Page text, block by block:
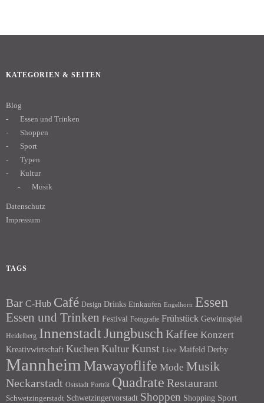
KATEGORIEN & SEITEN
Blog
Essen und Trinken
Shoppen
Sport
Typen
Kultur
Musik
Datenschutz
Impressum
TAGS
Bar C-Hub Café Design Drinks Einkaufen Engelhorn Essen
Essen und Trinken Festival Fotografie Frühstück Gewinnspiel
Heidelberg InnenstadtJungbusch Kaffee Konzert
Kreativwirtschaft Kuchen Kultur Kunst Live Maifeld Derby
Mannheim Mawayoflife Mode Musik
Neckarstadt Oststadt Porträt Quadrate Restaurant
Schwetzingerstadt Schwetzingervorstadt Shoppen Shopping Sport